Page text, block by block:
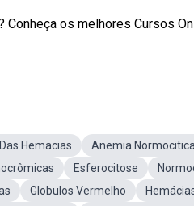
os melhores Cursos
Hemacias Anemia Normocitica
Esferocitose
Globulos Vermelho